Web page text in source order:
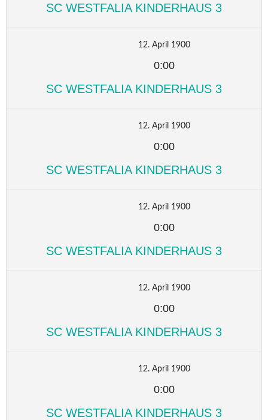
SC WESTFALIA KINDERHAUS 3
12. April 1900
0:00
SC WESTFALIA KINDERHAUS 3
12. April 1900
0:00
SC WESTFALIA KINDERHAUS 3
12. April 1900
0:00
SC WESTFALIA KINDERHAUS 3
12. April 1900
0:00
SC WESTFALIA KINDERHAUS 3
12. April 1900
0:00
SC WESTFALIA KINDERHAUS 3